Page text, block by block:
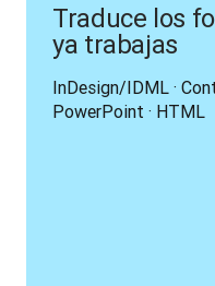
Traduce los
ya trabajas
InDesign/IDML ·
PowerPoint · HTML